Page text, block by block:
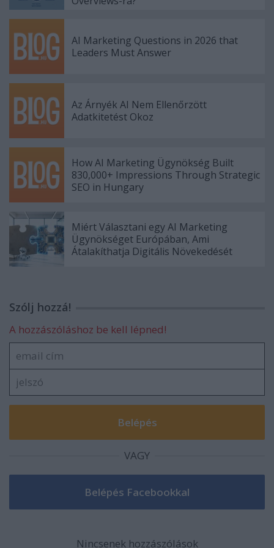
AI Marketing Questions in 2026 that
Leaders Must Answer
Az Árnyék AI Nem Ellenőrzött
Adatkitetést Okoz
How AI Marketing Ügynökség Built
830,000+ Impressions Through Strategic
SEO in Hungary
Miért Választani egy AI Marketing
Ügynökséget Európában, Ami
Átalakíthatja Digitális Növekedését
Szólj hozzá!
A hozzászóláshoz be kell lépned!
VAGY
Nincsenek hozzászólások